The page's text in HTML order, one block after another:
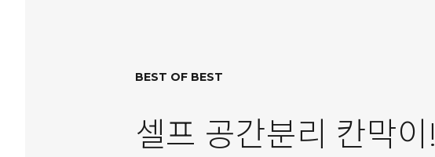
BEST OF BEST
셀프 공간분리 칸막이!